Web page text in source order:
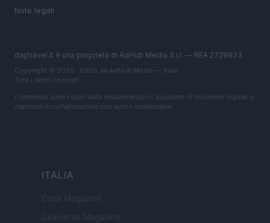
Note legali
daytravel.it è una proprietà di AdHub Media S.r.l. — REA 2729933
Copyright © 2026 · Edito da AdHub Media — Italia
Tutti i diritti riservati
I contenuti sono curati dalla redazione con il supporto di strumenti digitali e
realizzati in collaborazione con autori indipendenti.
ITALIA
Casa Magazine
Cineverse Magazine